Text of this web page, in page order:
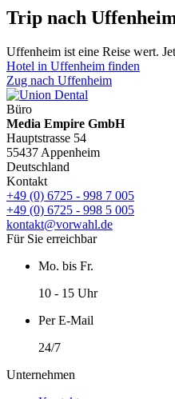
Trip nach
Uffenheim ist eine Reise wert.
Hotel in Uffenheim finden
Zug nach Uffenheim
Büro
Media Empire GmbH
Hauptstrasse 54
55437 Appenheim
Deutschland
Kontakt
+49 (0) 6725 - 998 7 005
+49 (0) 6725 - 998 5 005
kontakt@vorwahl.de
Für Sie erreichbar
Mo. bis Fr.
10 - 15 Uhr
Per E-Mail
24/7
Unternehmen